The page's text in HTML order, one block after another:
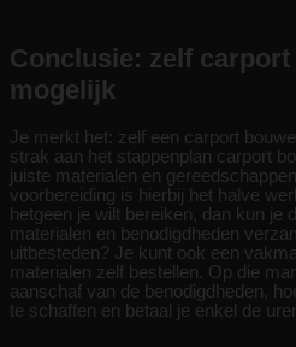
Conclusie: zelf
mogelijk
Je merkt het: zelf een carport
strak aan het stappenplan carport
juiste materialen en
voorbereiding is hierbij het halve
hetgeen je wilt bereiken, dan kun je
materialen en benodigdheden
uitbesteden? Je kunt ook een
materialen zelf bestellen. Op die
aanschaf van de benodigdheden,
te schaffen en betaal je enkel de